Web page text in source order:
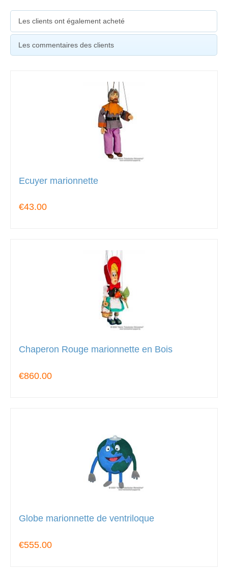
Les clients ont également acheté
Les commentaires des clients
Ecuyer marionnette
€43.00
Chaperon Rouge marionnette en Bois
€860.00
Globe marionnette de ventriloque
€555.00